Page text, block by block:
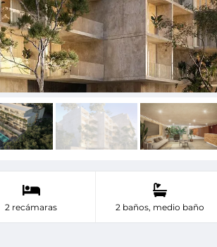
2 recámaras 2 baños, medio baño